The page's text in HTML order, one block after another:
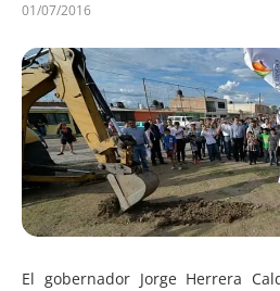
01/07/2016
El gobernador Jorge Herrera